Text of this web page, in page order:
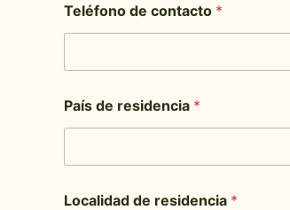
Teléfono de contacto *
País de residencia *
Localidad de residencia *